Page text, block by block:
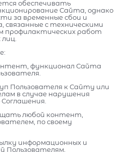
обеспечивать
Сайта, однако
за временные сбои и
с техническими
профилактических работ
функционал Сайта
Пользователя к Сайту или
в случае нарушения
любой контент,
по своему
информационных и
Пользователям,